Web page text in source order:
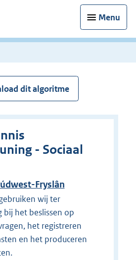
Menu
dit algoritme
- Sociaal
Fryslân
wij ter
bij het beslissen op
het registreren
en het produceren